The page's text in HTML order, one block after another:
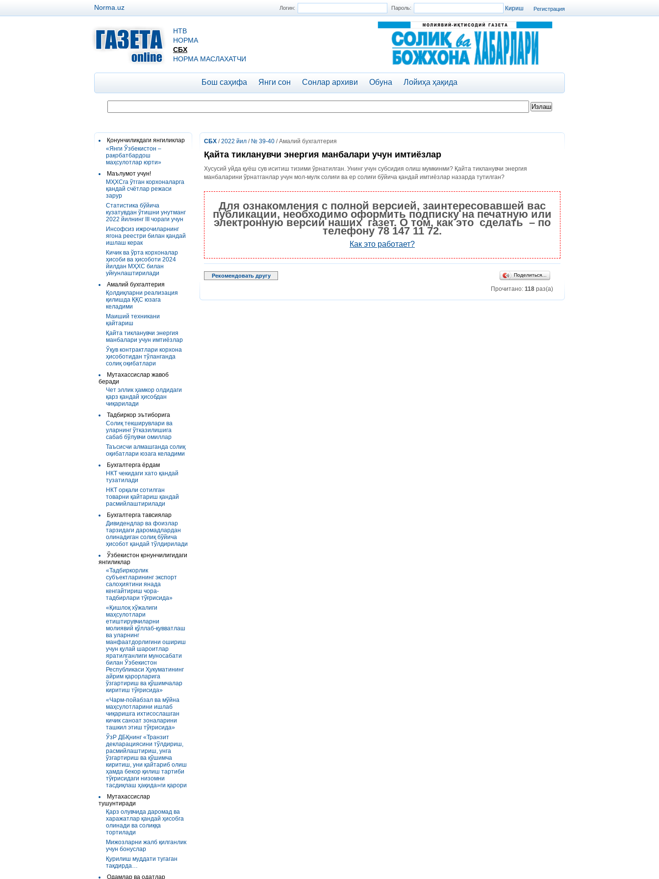
Регистрация
Логин: Пароль:
Norma.uz
НТВ
НОРМА
СБХ
НОРМА МАСЛАХАТЧИ
Бош саҳифа Янги сон Сонлар архиви Обуна Лойиҳа ҳақида
Қонунчиликдаги янгиликлар
«Янги Ўзбекистон –
рақобатбардош
маҳсулотлар юрти»
Маълумот учун!
МҲХСга ўтган корхоналарга
қандай счётлар режаси
зарур
Статистика бўйича
кузатувдан ўтишни унутманг
2022 йилнинг III чораги учун
Инсофсиз ижрочиларнинг
ягона реестри билан қандай
ишлаш керак
Кичик ва ўрта корхоналар
ҳисоби ва ҳисоботи 2024
йилдан МҲХС билан
уйғунлаштирилади
Амалий бухгалтерия
Қолдиқларни реализация
қилишда ҚҚС юзага
келадими
Маиший техникани
қайтариш
Қайта тикланувчи энергия
манбалари учун имтиёзлар
Ўқув контрактлари корхона
ҳисоботидан тўланганда
солиқ оқибатлари
Мутахассислар жавоб
беради
Чет эллик ҳамкор олдидаги
қарз қандай ҳисобдан
чиқарилади
Тадбиркор эътиборига
Солиқ текширувлари ва
уларнинг ўтказилишига
сабаб бўлувчи омиллар
Таъсисчи алмашганда солиқ
оқибатлари юзага келадими
Бухгалтерга ёрдам
НКТ чекидаги хато қандай
тузатилади
НКТ орқали сотилган
товарни қайтариш қандай
расмийлаштирилади
Бухгалтерга тавсиялар
Дивидендлар ва фоизлар
тарзидаги даромадлардан
олинадиган солиқ бўйича
ҳисобот қандай тўлдирилади
Ўзбекистон қонунчилигидаги
янгиликлар
«Тадбиркорлик
субъектларининг экспорт
салоҳиятини янада
кенгайтириш чора-
тадбирлари тўғрисида»
«Қишлоқ хўжалиги
маҳсулотлари
етиштирувчиларни
молиявий қўллаб-қувватлаш
ва уларнинг
манфаатдорлигини ошириш
учун қулай шароитлар
яратилганлиги муносабати
билан Ўзбекистон
Республикаси Ҳукуматининг
айрим қарорларига
ўзгартириш ва қўшимчалар
киритиш тўғрисида»
«Чарм-пойабзал ва мўйна
маҳсулотларини ишлаб
чиқаришга ихтисослашган
кичик саноат зоналарини
ташкил этиш тўғрисида»
ЎзР ДБҚнинг «Транзит
декларациясини тўлдириш,
расмийлаштириш, унга
ўзгартириш ва қўшимча
киритиш, уни қайтариб олиш
ҳамда бекор қилиш тартиби
тўғрисидаги низомни
тасдиқлаш ҳақида»ги қарори
Мутахассислар
тушунтиради
Қарз олувчида даромад ва
харажатлар қандай ҳисобга
олинади ва солиққа
тортилади
Мижозларни жалб қилганлик
учун бонуслар
Қурилиш муддати тугаган
тақдирда…
Одамлар ва одатлар
СБХ /2022 йил / № 39-40 / Амалий бухгалтерия
Қайта тикланувчи энергия манбалари учун имтиёзлар
Хусусий уйда қуёш сув иситиш тизими ўрнатилган. Унинг учун субсидия олиш мумкинми? Қайта тикланувчи энергия
манбаларини ўрнатганлар учун мол-мулк солиғи ва ер солиғи бўйича қандай имтиёзлар назарда тутилган?
Для ознакомления с полной версией, заинтересовавшей вас
публикации, необходимо оформить подписку на печатную или
электронную версии наших газет. О том, как это сделать – по
телефону 78 147 11 72.
Как это работает?
Рекомендовать другу Поделиться…
Прочитано: 118 раз(а)